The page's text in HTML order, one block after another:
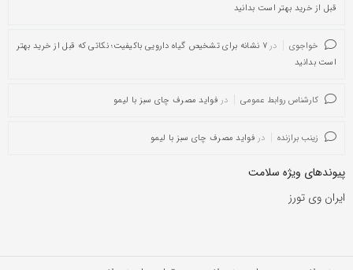
قبل از خرید بهتر است بدانید
خواجوی در
۷ نشانه برای تشخیص گیاه دارویی باکیفیت؛ نکاتی که قبل از خرید بهتر
است بدانید
کارشناس روابط عمومی در فواید مصرف چای سبز با لیمو
زینب برازنده در فواید مصرف چای سبز با لیمو
پیوندهای ویژه سلامت
ایران وی تورز